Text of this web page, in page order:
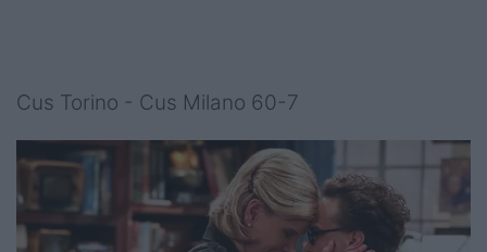
Cus Torino - Cus Milano 60-7